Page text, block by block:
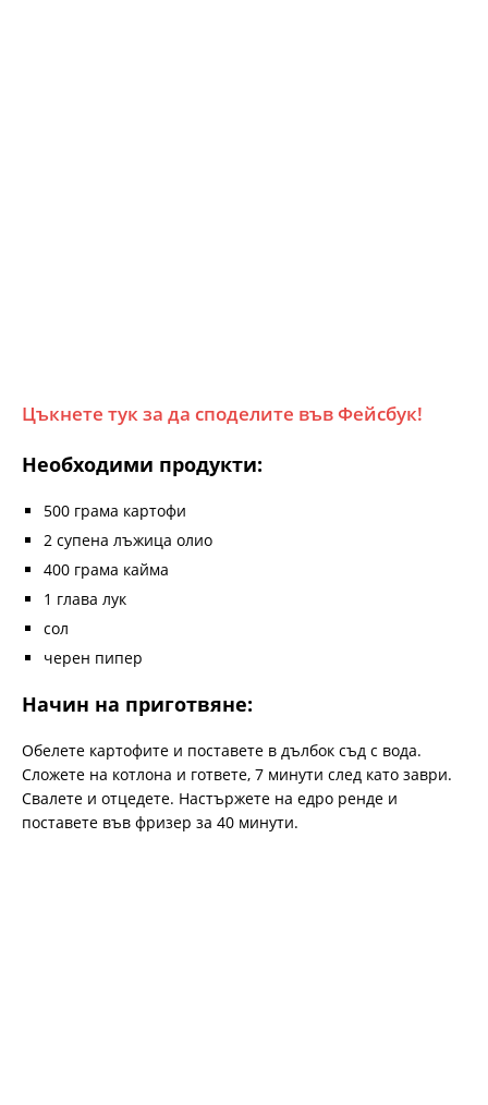
Цъкнете тук за да споделите във Фейсбук!
Необходими продукти:
500 грама картофи
2 супена лъжица олио
400 грама кайма
1 глава лук
сол
черен пипер
Начин на приготвяне:
Обелете картофите и поставете в дълбок съд с вода.
Сложете на котлона и гответе, 7 минути след като заври.
Свалете и отцедете. Настържете на едро ренде и
поставете във фризер за 40 минути.